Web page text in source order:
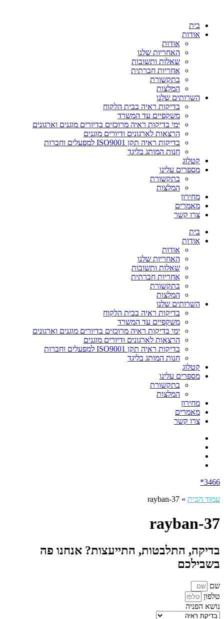
בית
אודות
אודות
האחריות שלנו
שאלות ותשובות
אחריות חברתית
בתקשורת
המלצות
השרותים שלנו
בדיקות ראיה בבית הלקוח
משקפיים עד המשרד
ימי בדיקות ראיה מרוכזים בדיורים מוגנים וארגונים
הרצאות לארגונים ודיורים מוגנים
בדיקות ראיה תקן ISO9001 למפעלים וחברות
חנות המותג בליגד
קטלוג
מספרים עלינו
בתקשורת
המלצות
מחירון
מאמרים
צרו קשר
בית
אודות
אודות
האחריות שלנו
שאלות ותשובות
אחריות חברתית
בתקשורת
המלצות
השרותים שלנו
בדיקות ראיה בבית הלקוח
משקפיים עד המשרד
ימי בדיקות ראיה מרוכזים בדיורים מוגנים וארגונים
הרצאות לארגונים ודיורים מוגנים
בדיקות ראיה תקן ISO9001 למפעלים וחברות
חנות המותג בליגד
קטלוג
מספרים עלינו
בתקשורת
המלצות
מחירון
מאמרים
צרו קשר
3466*
עמוד הבית »
rayban-37
rayban-37
בדיקה, התלבטות, התייעצות? אנחנו פה
בשבילכם
שם
טלפון
נושא הפניה